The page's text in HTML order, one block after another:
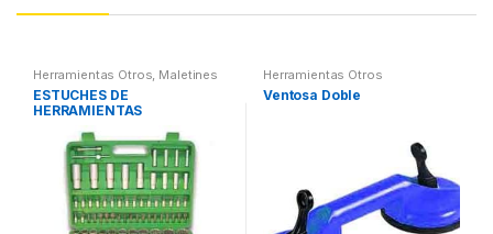
Herramientas Otros, Maletines
Herramientas, Extractores,
Compresímetros, otros
ESTUCHES DE
HERRAMIENTAS
Herramientas Otros
Ventosa Doble